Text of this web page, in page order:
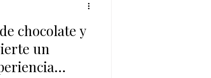
massage
chocolate y
un